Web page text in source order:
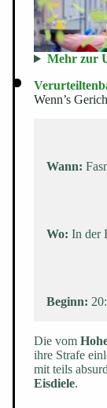
Mehr zur
Wenn’s
Wann:
Wo: In der
Beginn:
Die vom
ihre Strafe
mit teils
Eisdiele.